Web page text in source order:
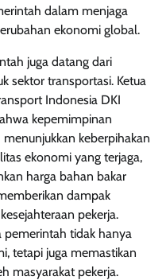
dalam menjaga
ekonomi global.
juga datang dari
sektor transportasi. Ketua
Indonesia DKI
kepemimpinan
keberpihakan
ekonomi yang terjaga,
harga bahan bakar
dampak
pekerja.
pemerintah tidak hanya
tetapi juga memastikan
masyarakat pekerja.